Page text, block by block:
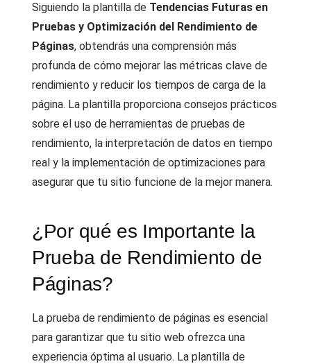
Siguiendo la plantilla de Tendencias Futuras en
Pruebas y Optimización del Rendimiento de
Páginas, obtendrás una comprensión más
profunda de cómo mejorar las métricas clave de
rendimiento y reducir los tiempos de carga de la
página. La plantilla proporciona consejos prácticos
sobre el uso de herramientas de pruebas de
rendimiento, la interpretación de datos en tiempo
real y la implementación de optimizaciones para
asegurar que tu sitio funcione de la mejor manera.
¿Por qué es Importante la
Prueba de Rendimiento de
Páginas?
La prueba de rendimiento de páginas es esencial
para garantizar que tu sitio web ofrezca una
experiencia óptima al usuario. La plantilla de